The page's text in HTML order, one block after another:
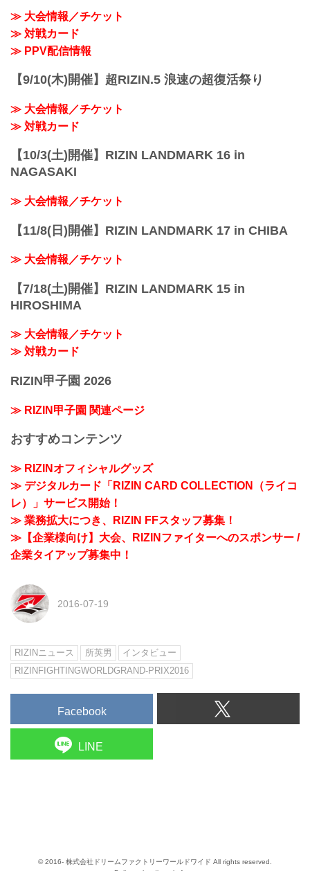
≫ 大会情報／チケット
≫ 対戦カード
≫ PPV配信情報
【9/10(木)開催】超RIZIN.5 浪速の超復活祭り
≫ 大会情報／チケット
≫ 対戦カード
【10/3(土)開催】RIZIN LANDMARK 16 in
NAGASAKI
≫ 大会情報／チケット
【11/8(日)開催】RIZIN LANDMARK 17 in CHIBA
≫ 大会情報／チケット
【7/18(土)開催】RIZIN LANDMARK 15 in
HIROSHIMA
≫ 大会情報／チケット
≫ 対戦カード
RIZIN甲子園 2026
≫ RIZIN甲子園 関連ページ
おすすめコンテンツ
≫ RIZINオフィシャルグッズ
≫ デジタルカード「RIZIN CARD COLLECTION（ライコ
レ）」サービス開始！
≫ 業務拡大につき、RIZIN FFスタッフ募集！
≫【企業様向け】大会、RIZINファイターへのスポンサー /
企業タイアップ募集中！
2016-07-19
RIZINニュース 所英男
インタビュー
RIZINFIGHTINGWORLDGRAND-PRIX2016
Facebook
LINE
© 2016- 株式会社ドリームファクトリーワールドワイド All rights reserved.